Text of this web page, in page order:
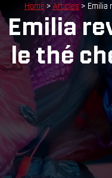
Home >Articles> Emilia
Emilia
le thé